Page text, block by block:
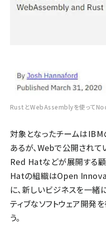
RustとWebAssemblyを使って
対象となったチームは
あるが、Webで公開され
Red Hatなどが展開する顧
Hatの組織はOpen
に、新しいビジネスを一緒
ティブなソフトウェア開発
う。